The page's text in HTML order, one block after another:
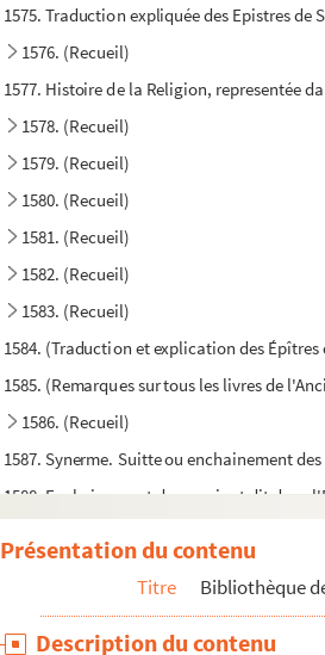
1575. Traduction expliquée des Epistres
1576. (Recueil)
1577. Histoire de la Religion, representée
1578. (Recueil)
1579. (Recueil)
1580. (Recueil)
1581. (Recueil)
1582. (Recueil)
1583. (Recueil)
1584. (Traduction et explication des
1585. (Remarques sur tous les livres de
1586. (Recueil)
1587. Synerme. Suitte ou enchainement
1588. Enchainement de ce qui est dit dans
1592. Beati Bernardi Sermones (de Festis,
Présentation du contenu
Titre Bibliothèque
Description du contenu